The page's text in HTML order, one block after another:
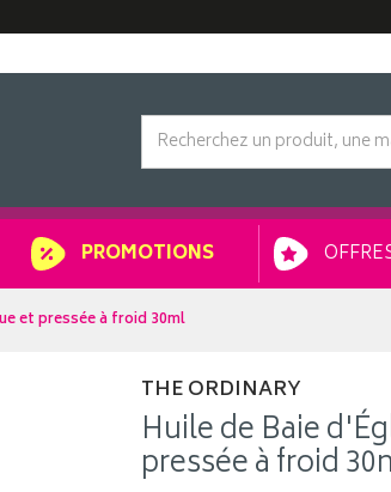
PROMOTIONS
et pressée à froid 30ml
THE ORDINARY
Huile de Baie
pressée à froid